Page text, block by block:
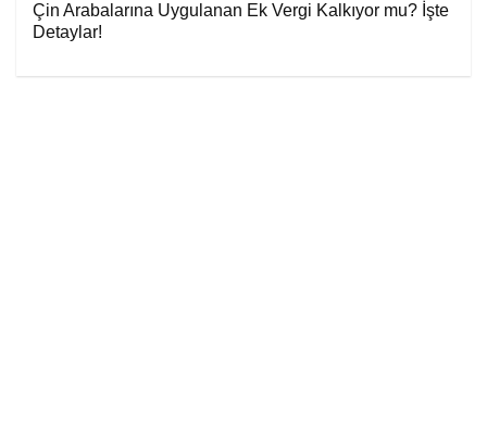
Çin Arabalarına Uygulanan Ek Vergi Kalkıyor mu? İşte
Detaylar!